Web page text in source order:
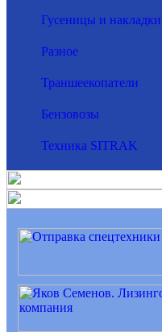
Гусеницы и накладки
Разное
Траншеекопатели
Бензовозы
Техника SITRAK